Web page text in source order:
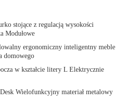
stojące z regulacją wysokości
Modułowe
ergonomiczny inteligentny meble
domowego
w kształcie litery L Elektrycznie
Wielofunkcyjny materiał metalowy